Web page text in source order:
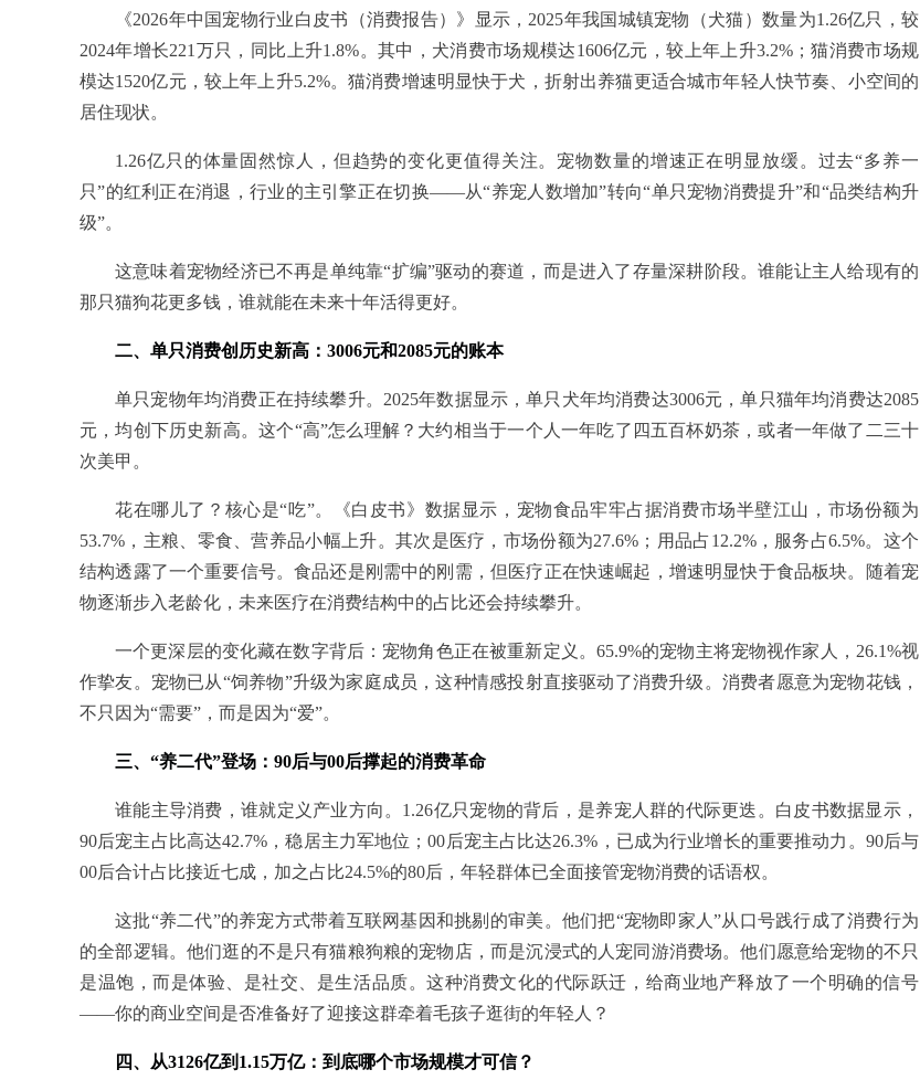
《2026年中国宠物行业白皮书（消费报告）》显示，2025年我国城镇宠物（犬猫）数量为1.26亿只，较
2024年增长221万只，同比上升1.8%。其中，犬消费市场规模达1606亿元，较上年上升3.2%；猫消费市场规
模达1520亿元，较上年上升5.2%。猫消费增速明显快于犬，折射出养猫更适合城市年轻人快节奏、小空间的
居住现状。
1.26亿只的体量固然惊人，但趋势的变化更值得关注。宠物数量的增速正在明显放缓。过去“多养一
只”的红利正在消退，行业的主引擎正在切换——从“养宠人数增加”转向“单只宠物消费提升”和“品类结构升
级”。
这意味着宠物经济已不再是单纯靠“扩编”驱动的赛道，而是进入了存量深耕阶段。谁能让主人给现有的
那只猫狗花更多钱，谁就能在未来十年活得更好。
二、单只消费创历史新高：3006元和2085元的账本
单只宠物年均消费正在持续攀升。2025年数据显示，单只犬年均消费达3006元，单只猫年均消费达2085
元，均创下历史新高。这个“高”怎么理解？大约相当于一个人一年吃了四五百杯奶茶，或者一年做了二三十
次美甲。
花在哪儿了？核心是“吃”。《白皮书》数据显示，宠物食品牢牢占据消费市场半壁江山，市场份额为
53.7%，主粮、零食、营养品小幅上升。其次是医疗，市场份额为27.6%；用品占12.2%，服务占6.5%。这个
结构透露了一个重要信号。食品还是刚需中的刚需，但医疗正在快速崛起，增速明显快于食品板块。随着宠
物逐渐步入老龄化，未来医疗在消费结构中的占比还会持续攀升。
一个更深层的变化藏在数字背后：宠物角色正在被重新定义。65.9%的宠物主将宠物视作家人，26.1%视
作挚友。宠物已从“饲养物”升级为家庭成员，这种情感投射直接驱动了消费升级。消费者愿意为宠物花钱，
不只因为“需要”，而是因为“爱”。
三、“养二代”登场：90后与00后撑起的消费革命
谁能主导消费，谁就定义产业方向。1.26亿只宠物的背后，是养宠人群的代际更迭。白皮书数据显示，
90后宠主占比高达42.7%，稳居主力军地位；00后宠主占比达26.3%，已成为行业增长的重要推动力。90后与
00后合计占比接近七成，加之占比24.5%的80后，年轻群体已全面接管宠物消费的话语权。
这批“养二代”的养宠方式带着互联网基因和挑剔的审美。他们把“宠物即家人”从口号践行成了消费行为
的全部逻辑。他们逛的不是只有猫粮狗粮的宠物店，而是沉浸式的人宠同游消费场。他们愿意给宠物的不只
是温饱，而是体验、是社交、是生活品质。这种消费文化的代际跃迁，给商业地产释放了一个明确的信号
——你的商业空间是否准备好了迎接这群牵着毛孩子逛街的年轻人？
四、从3126亿到1.15万亿：到底哪个市场规模才可信？